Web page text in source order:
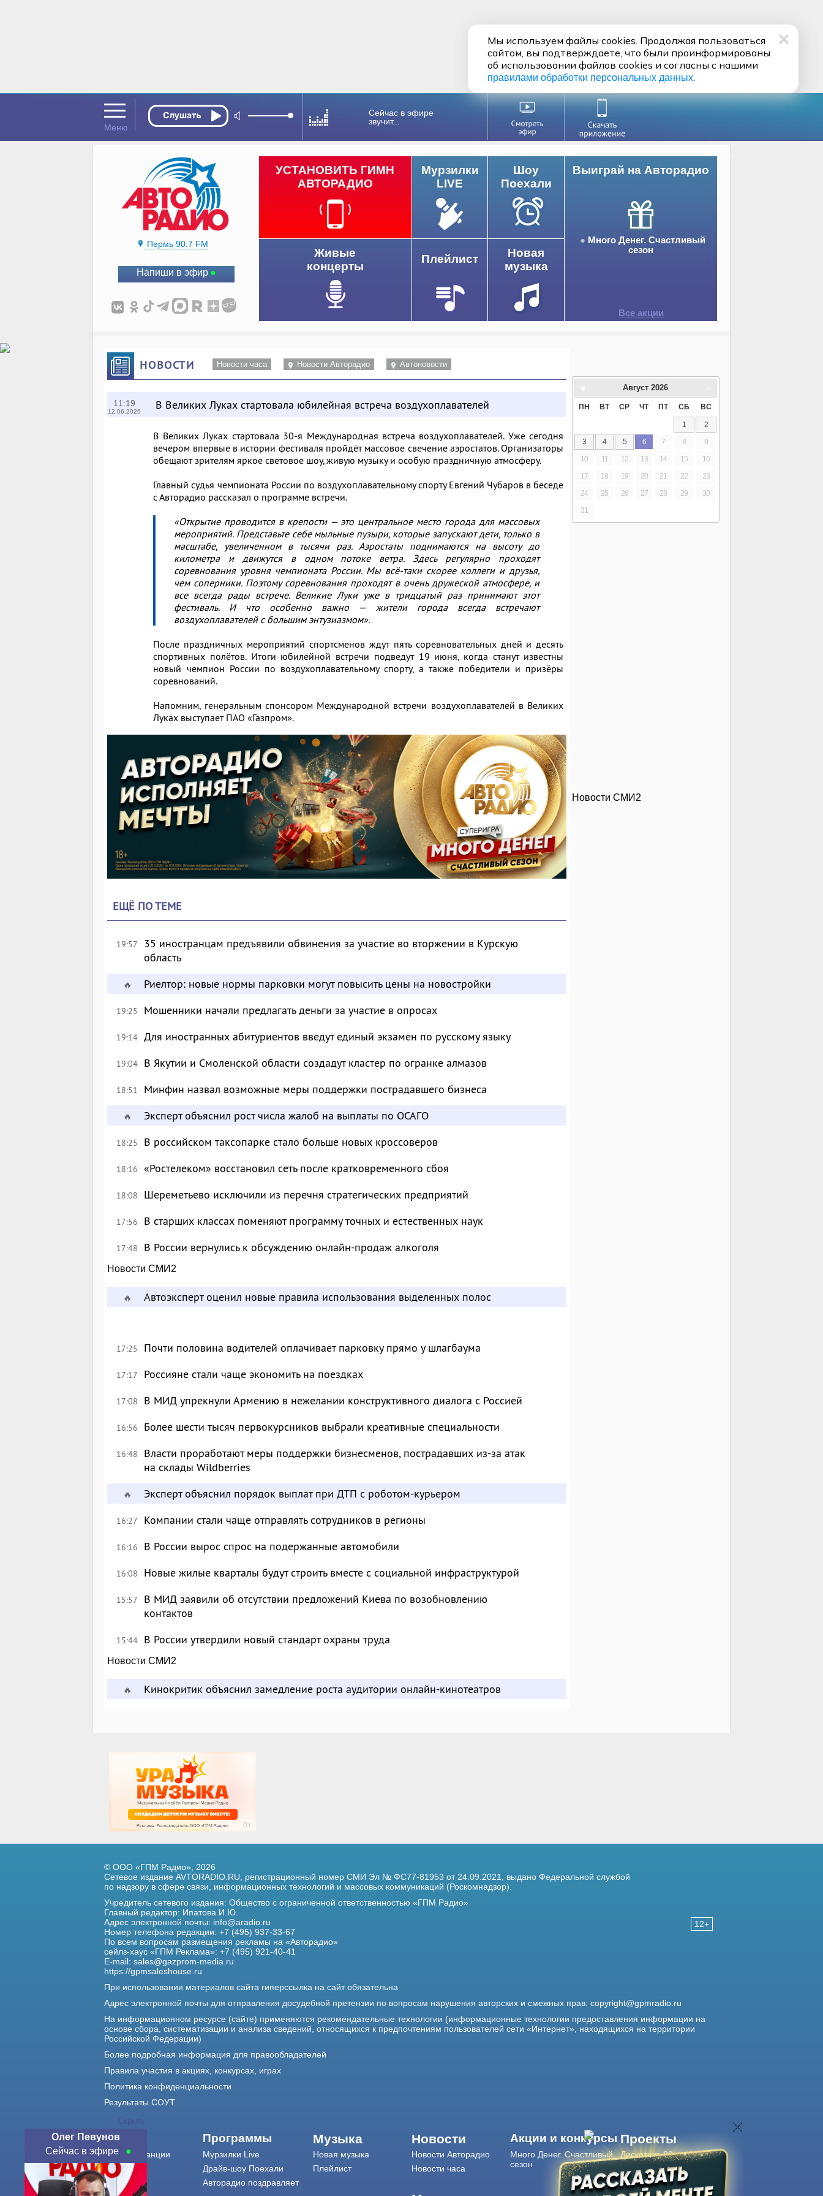
Сейчас в эфире
звучит...
Пермь 90.7 FM
Напиши в эфир
Выиграй на Авторадио
Много Денег. Счастливый
сезон
Все акции
УСТАНОВИТЬ ГИМН
АВТОРАДИО
Мурзилки
LIVE
Шоу
Поехали
Живые
концерты
Плейлист
Новая
музыка
НОВОСТИ Новости часа Новости Авторадио Автоновости
11:19
12.06.2026 В Великих Луках стартовала юбилейная встреча воздухоплавателей
В Великих Луках стартовала 30-я Международная встреча воздухоплавателей. Уже сегодня
вечером впервые в истории фестиваля пройдёт массовое свечение аэростатов. Организаторы
обещают зрителям яркое световое шоу, живую музыку и особую праздничную атмосферу.
Главный судья чемпионата России по воздухоплавательному спорту Евгений Чубаров в беседе
с Авторадио рассказал о программе встречи.
«Открытие проводится в крепости — это центральное место города для массовых
мероприятий. Представьте себе мыльные пузыри, которые запускают дети, только в
масштабе, увеличенном в тысячи раз. Аэростаты поднимаются на высоту до
километра и движутся в одном потоке ветра. Здесь регулярно проходят
соревнования уровня чемпионата России. Мы всё-таки скорее коллеги и друзья,
чем соперники. Поэтому соревнования проходят в очень дружеской атмосфере, и
все всегда рады встрече. Великие Луки уже в тридцатый раз принимают этот
фестиваль. И что особенно важно — жители города всегда встречают
воздухоплавателей с большим энтузиазмом».
После праздничных мероприятий спортсменов ждут пять соревновательных дней и десять
спортивных полётов. Итоги юбилейной встречи подведут 19 июня, когда станут известны
новый чемпион России по воздухоплавательному спорту, а также победители и призёры
соревнований.
Напомним, генеральным спонсором Международной встречи воздухоплавателей в Великих
Луках выступает ПАО «Газпром».
ЕЩЁ ПО ТЕМЕ
19:57
35 иностранцам предъявили обвинения за участие во вторжении в Курскую
область
🔥 Риелтор: новые нормы парковки могут повысить цены на новостройки
19:25 Мошенники начали предлагать деньги за участие в опросах
19:14 Для иностранных абитуриентов введут единый экзамен по русскому языку
19:04 В Якутии и Смоленской области создадут кластер по огранке алмазов
18:51 Минфин назвал возможные меры поддержки пострадавшего бизнеса
🔥 Эксперт объяснил рост числа жалоб на выплаты по ОСАГО
18:25 В российском таксопарке стало больше новых кроссоверов
18:16 «Ростелеком» восстановил сеть после кратковременного сбоя
18:08 Шереметьево исключили из перечня стратегических предприятий
17:56 В старших классах поменяют программу точных и естественных наук
17:48 В России вернулись к обсуждению онлайн-продаж алкоголя
Новости СМИ2
🔥 Автоэксперт оценил новые правила использования выделенных полос
17:25 Почти половина водителей оплачивает парковку прямо у шлагбаума
17:17 Россияне стали чаще экономить на поездках
17:08 В МИД упрекнули Армению в нежелании конструктивного диалога с Россией
16:56 Более шести тысяч первокурсников выбрали креативные специальности
16:48
Власти проработают меры поддержки бизнесменов, пострадавших из-за атак
на склады Wildberries
🔥 Эксперт объяснил порядок выплат при ДТП с роботом-курьером
16:27 Компании стали чаще отправлять сотрудников в регионы
16:16 В России вырос спрос на подержанные автомобили
16:08 Новые жилые кварталы будут строить вместе с социальной инфраструктурой
15:57
В МИД заявили об отсутствии предложений Киева по возобновлению
контактов
15:44 В России утвердили новый стандарт охраны труда
Новости СМИ2
🔥 Кинокритик объяснил замедление роста аудитории онлайн-кинотеатров
Август 2026
ПН ВТ СР ЧТ ПТ СБ ВС
1
2
3
4 5 6 7 8
9
10
11 12 13 14 15
16
17
18 19 20 21 22
23
24
25 26 27 28 29
30
31
Новости СМИ2
Скрыть
Олег Певунов
Сейчас в эфире
12+
© ООО «ГПМ Радио», 2026
Сетевое издание AVTORADIO.RU, регистрационный номер СМИ Эл № ФС77-81953 от 24.09.2021, выдано Федеральной службой
по надзору в сфере связи, информационных технологий и массовых коммуникаций (Роскомнадзор).
Учредитель сетевого издания: Общество с ограниченной ответственностью «ГПМ Радио»
Главный редактор: Ипатова И.Ю.
Адрес электронной почты: info@aradio.ru
Номер телефона редакции: +7 (495) 937-33-67
По всем вопросам размещения рекламы на «Авторадио»
сейлз-хаус «ГПМ Реклама»: +7 (495) 921-40-41
E-mail: sales@gazprom-media.ru
https://gpmsaleshouse.ru
При использовании материалов сайта гиперссылка на сайт обязательна
Адрес электронной почты для отправления досудебной претензии по вопросам нарушения авторских и смежных прав: copyright@gpmradio.ru
На информационном ресурсе (сайте) применяются рекомендательные технологии (информационные технологии предоставления информации на
основе сбора, систематизации и анализа сведений, относящихся к предпочтениям пользователей сети «Интернет», находящихся на территории
Российской Федерации)
Более подробная информация для правообладателей
Правила участия в акциях, конкурсах, играх
Политика конфиденциальности
Результаты СОУТ
О нас
О радиостанции
Команда
Контакты
Программы
Мурзилки Live
Драйв-шоу Поехали
Авторадио поздравляет
Музыка
Новая музыка
Плейлист
Новости
Новости Авторадио
Новости часа
Акции и конкурсы
Много Денег. Счастливый
сезон
Проекты
Дискотека 80-х
Живые концерты
Журнал Авторадио
Мы используем файлы cookies. Продолжая пользоваться
сайтом, вы подтверждаете, что были проинформированы
об использовании файлов cookies и согласны с нашими
правилами обработки персональных данных.